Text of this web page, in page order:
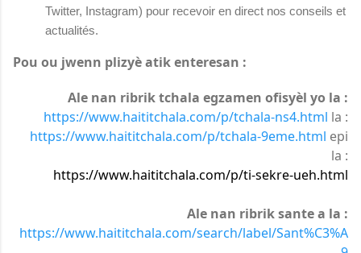
Twitter, Instagram) pour recevoir en direct nos conseils et
actualités.
Pou ou jwenn plizyè atik enteresan :
Ale nan ribrik tchala egzamen ofisyèl yo la :
https://www.haititchala.com/p/tchala-ns4.html la :
https://www.haititchala.com/p/tchala-9eme.html epi
la :
https://www.haititchala.com/p/ti-sekre-ueh.html
Ale nan ribrik sante a la :
https://www.haititchala.com/search/label/Sant%C3%A